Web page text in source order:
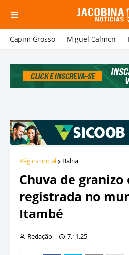
Capim Grosso Miguel Calmon
Página inicial Bahia
Chuva de granizo
registrada no
Itambé
Redação 7.11.25